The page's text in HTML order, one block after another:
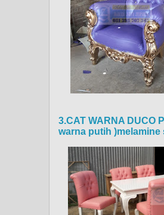
3.CAT WARNA DUCO
warna putih )melamine